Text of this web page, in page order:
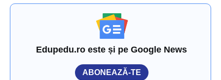
Edupedu.ro este și pe Google News
ABONEAZĂ-TE